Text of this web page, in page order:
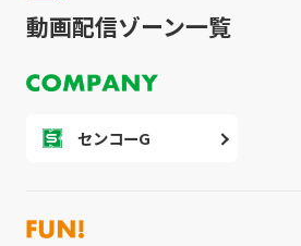
動画配信ゾーン一覧
センコーG